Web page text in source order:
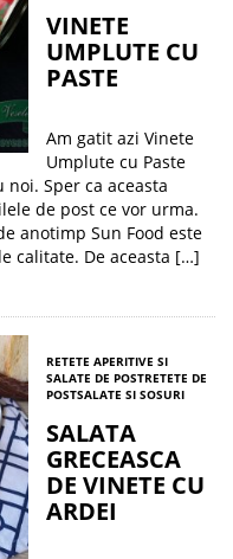
VINETE
UMPLUTE CU
PASTE
Am gatit azi Vinete
Umplute cu Paste
Sper ca aceasta
de post ce vor urma.
anotimp Sun Food este
calitate. De aceasta […]
RETETE APERITIVE SI
SALATE DE POSTRETETE DE
POSTSALATE SI SOSURI
SALATA
GRECEASCA
DE VINETE CU
ARDEI